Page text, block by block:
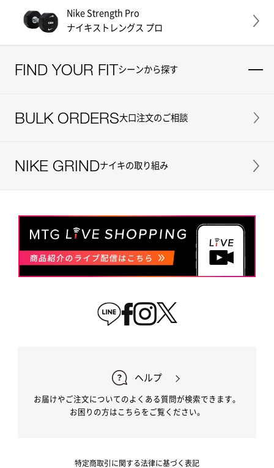
Nike Strength Pro
ナイキストレングス プロ
FIND YOUR FITシーンから探す
BULK ORDERS大口注文のご相談
NIKE GRINDナイキの取り組み
ヘルプ
お届けやご注文についてのよくある質問が検索できます。
お困りの方はこちらをご覧ください。
特定商取引に関する法律に基づく表記